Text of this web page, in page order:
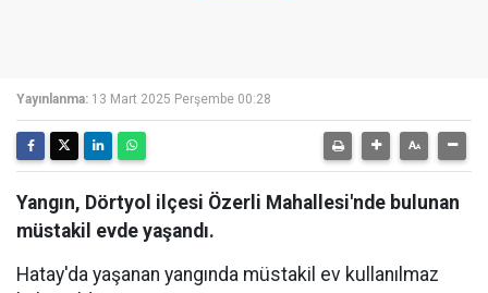
Yayınlanma: 13 Mart 2025 Perşembe 00:28
Yangın, Dörtyol ilçesi Özerli Mahallesi'nde bulunan
müstakil evde yaşandı.
Hatay'da yaşanan yangında müstakil ev kullanılmaz